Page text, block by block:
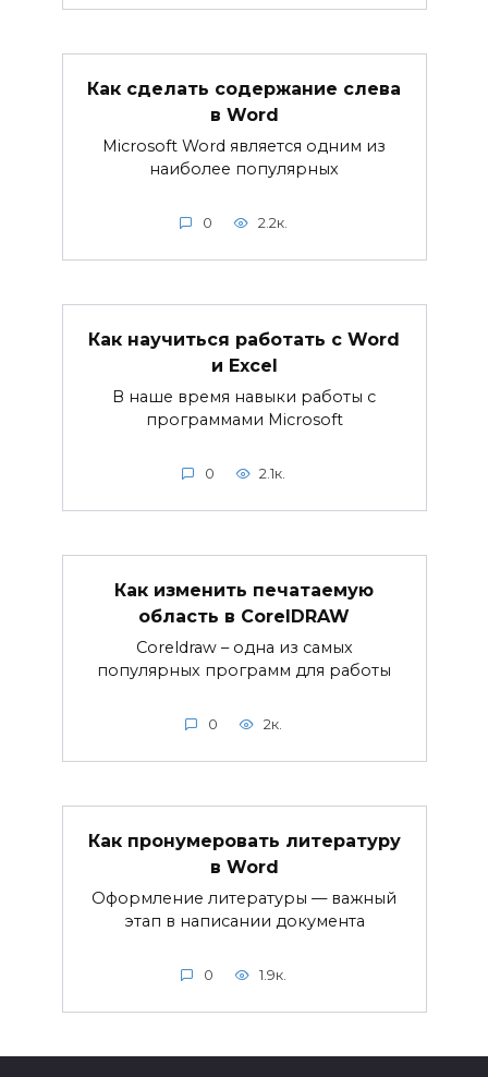
Как сделать содержание слева
в Word
Microsoft Word является одним из
наиболее популярных
0 2.2к.
Как научиться работать с Word
и Excel
В наше время навыки работы с
программами Microsoft
0 2.1к.
Как изменить печатаемую
область в CorelDRAW
Coreldraw – одна из самых
популярных программ для работы
0 2к.
Как пронумеровать литературу
в Word
Оформление литературы — важный
этап в написании документа
0 1.9к.